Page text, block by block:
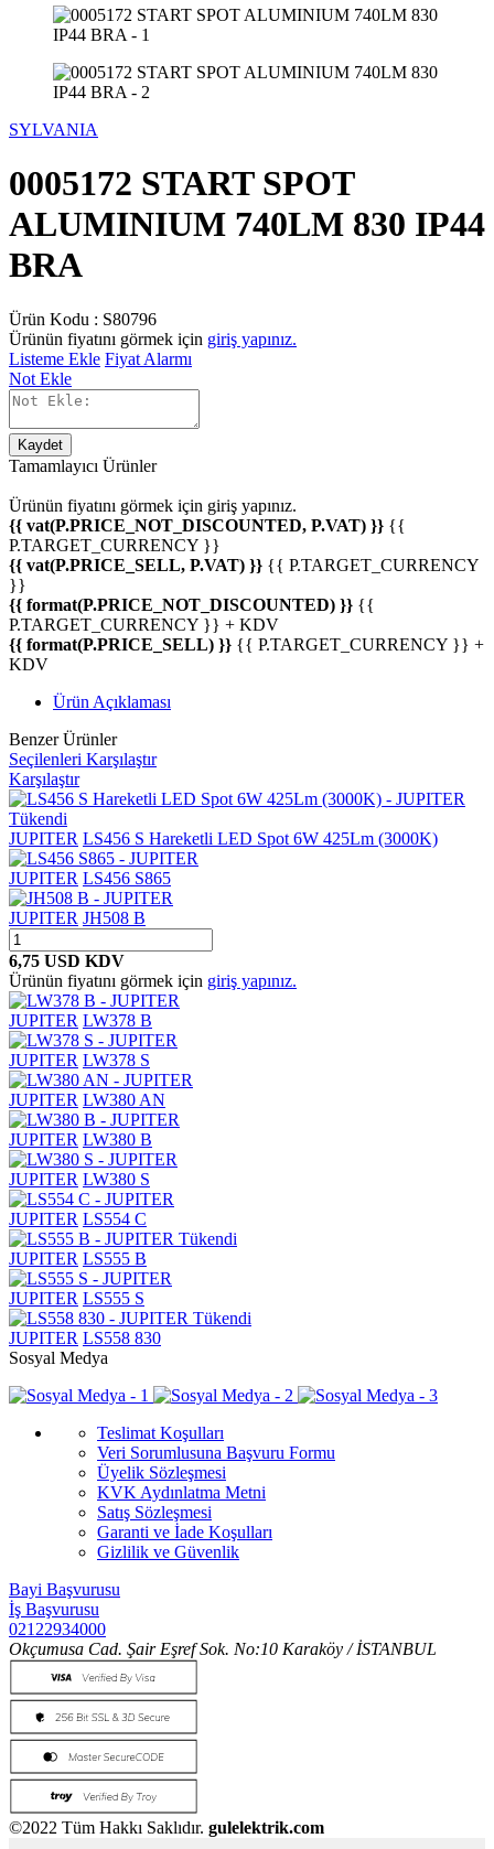
SYLVANIA
0005172 START SPOT
ALUMINIUM 740LM 830 IP44
BRA
Ürün Kodu : S80796
Ürünün fiyatını görmek için giriş yapınız.
Listeme Ekle Fiyat Alarmı
Not Ekle
Kaydet
Tamamlayıcı Ürünler
Ürünün fiyatını görmek için giriş yapınız.
{{ vat(P.PRICE_NOT_DISCOUNTED, P.VAT) }} {{
P.TARGET_CURRENCY }}
{{ vat(P.PRICE_SELL, P.VAT) }} {{ P.TARGET_CURRENCY
}}
{{ format(P.PRICE_NOT_DISCOUNTED) }} {{
P.TARGET_CURRENCY }} + KDV
{{ format(P.PRICE_SELL) }} {{ P.TARGET_CURRENCY }} +
KDV
Ürün Açıklaması
Benzer Ürünler
Seçilenleri Karşılaştır
Karşılaştır
Tükendi
JUPITER LS456 S Hareketli LED Spot 6W 425Lm (3000K)
JUPITER LS456 S865
JUPITER JH508 B
6,75 USD KDV
Ürünün fiyatını görmek için giriş yapınız.
JUPITER LW378 B
JUPITER LW378 S
JUPITER LW380 AN
JUPITER LW380 B
JUPITER LW380 S
JUPITER LS554 C
Tükendi
JUPITER LS555 B
JUPITER LS555 S
Tükendi
JUPITER LS558 830
Sosyal Medya
Teslimat Koşulları
Veri Sorumlusuna Başvuru Formu
Üyelik Sözleşmesi
KVK Aydınlatma Metni
Satış Sözleşmesi
Garanti ve İade Koşulları
Gizlilik ve Güvenlik
Bayi Başvurusu
İş Başvurusu
02122934000
Okçumusa Cad. Şair Eşref Sok. No:10 Karaköy / İSTANBUL
©2022 Tüm Hakkı Saklıdır. gulelektrik.com